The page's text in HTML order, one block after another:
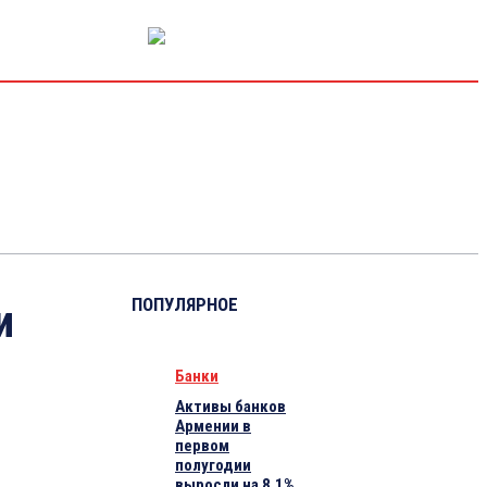
ПОПУЛЯРНОЕ
Банки
Активы банков
Армении в
первом
полугодии